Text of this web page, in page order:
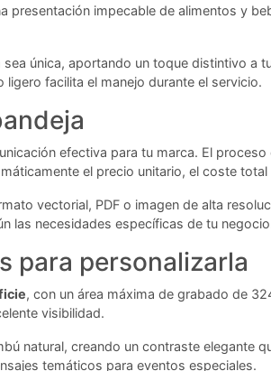
presentación impecable de alimentos y
única, aportando un toque distintivo
facilita el manejo durante el servicio.
efectiva para tu marca. El
el precio unitario, el coste
vectorial, PDF o imagen de alta
las necesidades específicas de tu
para personalizarla
, con un área máxima de grabado de
visibilidad.
natural, creando un contraste
temáticos para eventos especiales.